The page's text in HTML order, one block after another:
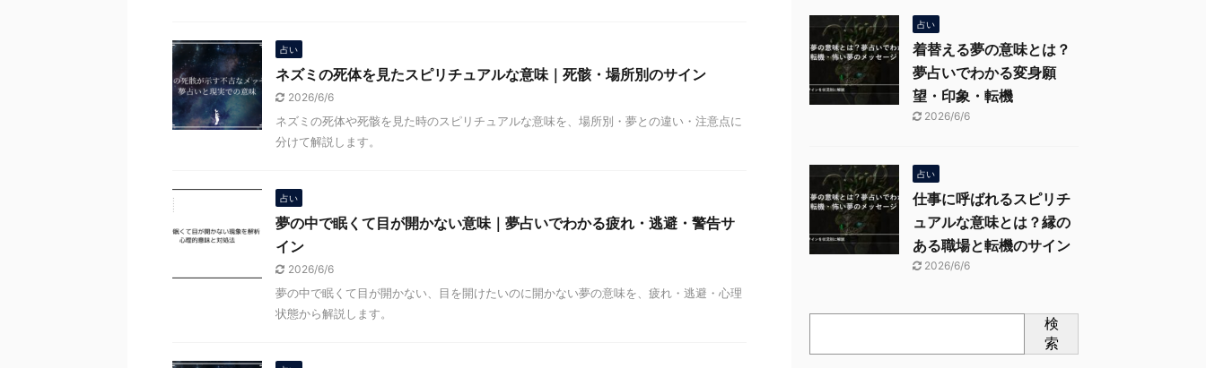
占い
ネズミの死体を見たスピリチュアルな意味｜死骸・場所別のサイン
2026/6/6
ネズミの死体や死骸を見た時のスピリチュアルな意味を、場所別・夢との違い・注意点に
分けて解説します。
占い
夢の中で眠くて目が開かない意味｜夢占いでわかる疲れ・逃避・警告サ
イン
2026/6/6
夢の中で眠くて目が開かない、目を開けたいのに開かない夢の意味を、疲れ・逃避・心理
状態から解説します。
占い
着替える夢の意味とは？
夢占いでわかる変身願
望・印象・転機
2026/6/6
占い
仕事に呼ばれるスピリチ
ュアルな意味とは？縁の
ある職場と転機のサイン
2026/6/6
検
索